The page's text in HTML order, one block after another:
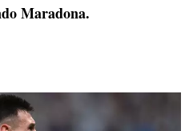
Maradona.